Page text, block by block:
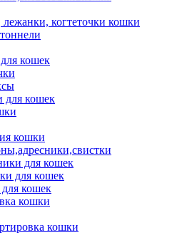
когтеточки кошки
кошек
для кошек
кошки
для кошек
для кошек
кошек
кошки
кошки